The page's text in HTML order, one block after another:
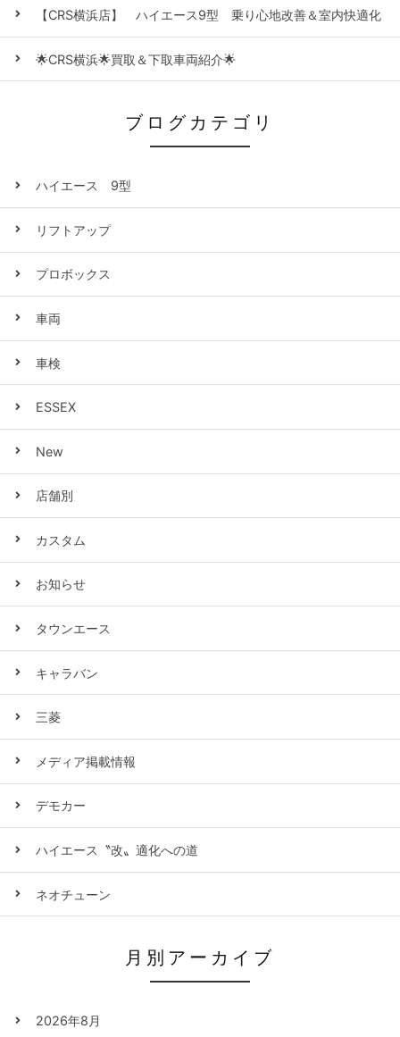
【CRS横浜店】 ハイエース9型 乗り心地改善＆室内快適化
🌟CRS横浜🌟買取＆下取車両紹介🌟
ブログカテゴリ
ハイエース 9型
リフトアップ
プロボックス
車両
車検
ESSEX
New
店舗別
カスタム
お知らせ
タウンエース
キャラバン
三菱
メディア掲載情報
デモカー
ハイエース〝改〟適化への道
ネオチューン
月別アーカイブ
2026年8月